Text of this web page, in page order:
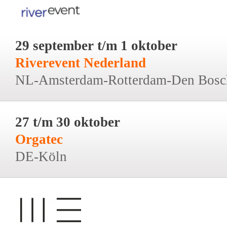
29 september t/m 1 oktober
Riverevent Nederland
NL-Amsterdam-Rotterdam-Den
27 t/m 30 oktober
Orgatec
DE-Köln